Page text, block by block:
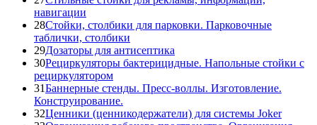
навигации
28Стойки, столбики для парковки. Парковочные
таблички, столбики
29Дозаторы для антисептика
30Рециркуляторы бактерицидные. Напольные стойки с
рециркулятором
31Баннерные стенды. Пресс-воллы. Изготовление.
Конструирование.
32Ценники (ценникодержатели) для системы Joker